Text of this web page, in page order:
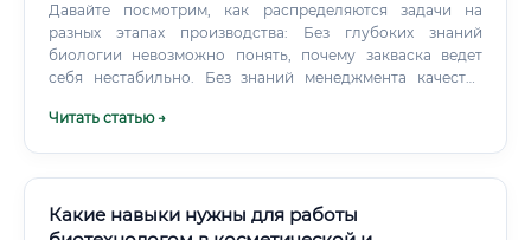
Давайте посмотрим, как распределяются задачи на
разных этапах производства: Без глубоких знаний
биологии невозможно понять, почему закваска ведет
себя нестабильно. Без знаний менеджмента качества
продукт не принесет вреда.
Читать статью →
Какие навыки нужны для работы